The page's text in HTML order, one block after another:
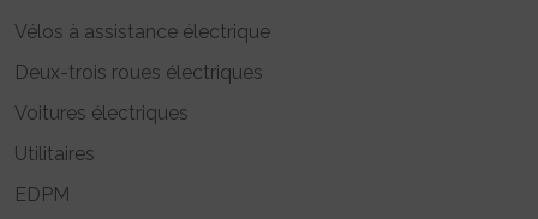
Vélos à assistance électrique
Deux-trois roues électriques
Voitures électriques
Utilitaires
EDPM